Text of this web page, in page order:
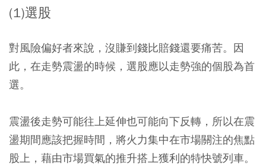
(1)選股
對風險偏好者來說，沒賺到錢比賠錢還要痛苦。因
此，在走勢震盪的時候，選股應以走勢強的個股為首
選。
震盪後走勢可能往上延伸也可能向下反轉，所以在震
盪期間應該把握時間，將火力集中在市場關注的焦點
股上，藉由市場買氣的推升搭上獲利的特快號列車。